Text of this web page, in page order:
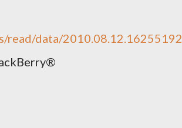
read/data/2010.08.12.16255192